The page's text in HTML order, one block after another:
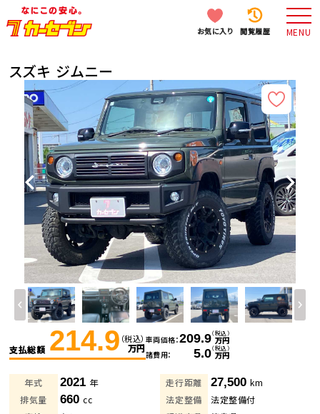
お気に入り 閲覧履歴 MENU
スズキ ジムニー
支払総額 214.9 （税込）
万円
車両価格 209.9（税込）
万円
諸費用
5.0（税込）
万円
年式 2021 年 走行距離 27,500 km
排気量
660cc 法定整備
法定整備付